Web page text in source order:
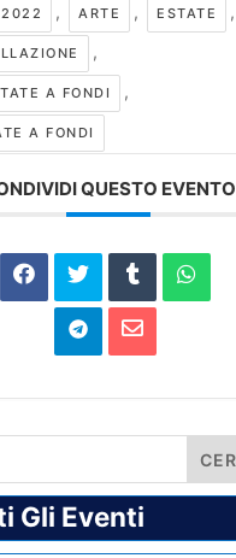
2022 , ARTE , ESTATE ,
,
A FONDI ,
A FONDI
QUESTO EVENTO
Gli Eventi